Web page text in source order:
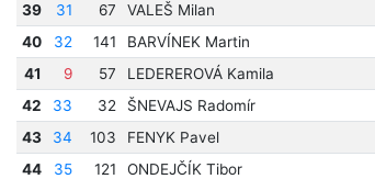
39
31 67 VALEŠ Milan
40
32 141 BARVÍNEK Martin
41
9 57 LEDEREROVÁ Kamila
42
33 32 ŠNEVAJS Radomír
43
34 103 FENYK Pavel
44
35 121 ONDEJČÍK Tibor